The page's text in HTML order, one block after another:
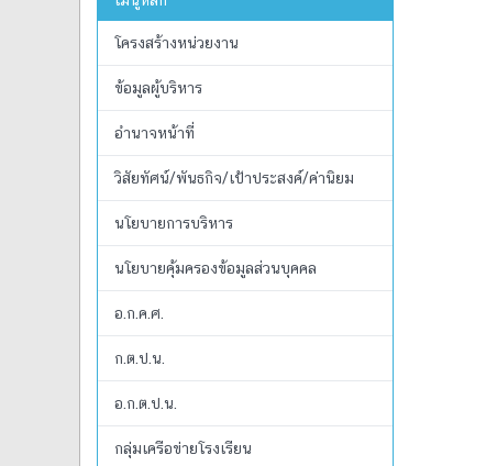
โครงสร้างหน่วยงาน
ข้อมูลผู้บริหาร
อำนาจหน้าที่
วิสัยทัศน์/พันธกิจ/เป้าประสงค์/ค่านิยม
นโยบายการบริหาร
นโยบายคุ้มครองข้อมูลส่วนบุคคล
อ.ก.ค.ศ.
ก.ต.ป.น.
อ.ก.ต.ป.น.
กลุ่มเครือข่ายโรงเรียน